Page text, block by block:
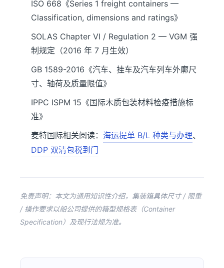
ISO 668《Series 1 freight containers —
Classification, dimensions and ratings》
SOLAS Chapter VI / Regulation 2 — VGM 强
制规定（2016 年 7 月生效）
GB 1589-2016《汽车、挂车及汽车列车外廓尺
寸、轴荷及质量限值》
IPPC ISPM 15《国际木质包装材料检疫措施标
准》
麦特国际相关阅读： 海运提单 B/L 种类与办理、
DDP 双清包税到门
免责声明：本文为通用知识性介绍，集装箱具体尺寸 / 限重
/ 操作要求以船公司提供的箱型规格表（Container
Specification）及现行法规为准。